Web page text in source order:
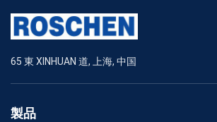
65 東 XINHUAN 道, 上海, 中国
製品